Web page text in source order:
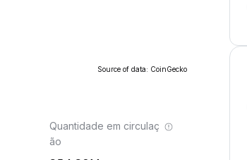
Source of data: CoinGecko
Quantidade em circulaç
ão